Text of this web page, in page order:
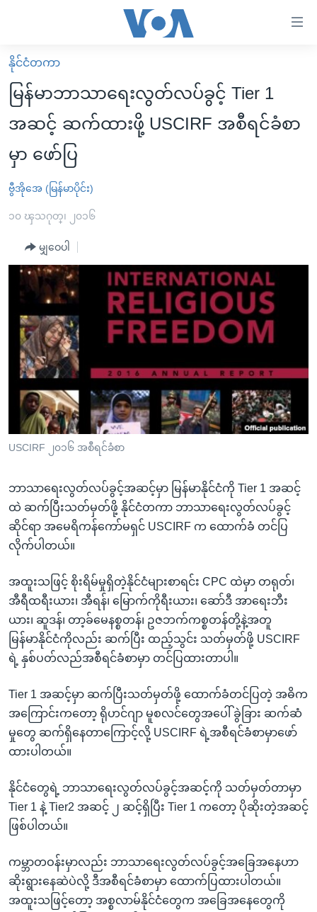
လွယ်ကူ
စေ
များ
ပင်မ
ကျော်
ကြည့်
ပင်မ
ညွန်း
စာမျက်နှာ
ကျော်
ကြည့်
ရန်
ရှာဖွေ
နေရာ
သို့
ကျော်
ရန်
မူလစာမျက်နှာ
မြန်မာ
ကမ္ဘာ့သတင်းများ
နိုင်ငံတကာ
အစ္စရေး-ပါလက်စတိုင်း
ဗွီဒီယို
အင်္ဂလိပ်စာလေ့လာမယ်
အမေရိကန်သုံးအီဒီယံ
မကြေးမုံရဲ့ အင်္ဂလိပ်စာ
ရုပ်ရှင်ထဲက အင်္ဂလိပ်စာ
သုတပဒေသာ အင်္ဂလိပ်စာ
အပတ်စဉ်ကဏ္ဍများ
ရေဒီယို
ရေဒီယိုနှင့်ရုပ်သံ အချက်အလက်များ
ရေဒီယို/တီဗွီအစီအစဉ်
Learning English
ဗွီအိုအေ လူမှုကွန်ယက်များ
ဘာသာစကားများ
နိုင်ငံတကာ
မြန်မာဘာသာရေးလွတ်လပ်ခွင့် Tier 1
အဆင့် ဆက်ထားဖို့ USCIRF အစီရင်ခံစာ
မှာ ဖော်ပြ
ဗွီအိုအေ (မြန်မာပိုင်း)
၁၀ ၾသဂုတ္၊ ၂၀၁၆
မျှဝေပါ
USCIRF ၂၀၁၆ အစီရင်ခံစာ
ဘာသာရေးလွတ်လပ်ခွင့်အဆင့်မှာ မြန်မာနိုင်ငံကို Tier 1 အဆင့်
ထဲ ဆက်ပြီးသတ်မှတ်ဖို့ နိုင်ငံတကာ ဘာသာရေးလွတ်လပ်ခွင့်
ဆိုင်ရာ အမေရိကန်ကော်မရှင် USCIRF က ထောက်ခံ တင်ပြ
လိုက်ပါတယ်။
အထူးသဖြင့် စိုးရိမ်မှုရှိတဲ့နိုင်ငံများစာရင်း CPC ထဲမှာ တရုတ်၊
အီရီထရီးယား၊ အီရန်၊ မြောက်ကိုရီးယား၊ ဆော်ဒီ အာရေးဘီး
ယား၊ ဆူဒန်၊ တာ့ခ်မေနစ္စတန်၊ ဥဇဘက်ကစ္စတန်တို့နဲ့အတူ
မြန်မာနိုင်ငံကိုလည်း ဆက်ပြီး ထည့်သွင်း သတ်မှတ်ဖို့ USCIRF
ရဲ့ နှစ်ပတ်လည်အစီရင်ခံစာမှာ တင်ပြထားတာပါ။
Tier 1 အဆင့်မှာ ဆက်ပြီးသတ်မှတ်ဖို့ ထောက်ခံတင်ပြတဲ့ အဓိက
အကြောင်းကတော့ ရိုဟင်ဂျာ မူစလင်တွေအပေါ် ခွဲခြား ဆက်ဆံ
မှုတွေ ဆက်ရှိနေတာကြောင့်လို့ USCIRF ရဲ့အစီရင်ခံစာမှာဖော်
ထားပါတယ်။
နိုင်ငံတွေရဲ့ ဘာသာရေးလွတ်လပ်ခွင့်အဆင့်ကို သတ်မှတ်တာမှာ
Tier 1 နဲ့ Tier2 အဆင့် ၂ ဆင့်ရှိပြီး Tier 1 ကတော့ ပိုဆိုးတဲ့အဆင့်
ဖြစ်ပါတယ်။
ကမ္ဘာတဝန်းမှာလည်း ဘာသာရေးလွတ်လပ်ခွင့်အခြေအနေဟာ
ဆိုးရွားနေဆဲပဲလို့ ဒီအစီရင်ခံစာမှာ ထောက်ပြထားပါတယ်။
အထူးသဖြင့်တော့ အစ္စလာမ်နိုင်ငံတွေက အခြေအနေတွေကို